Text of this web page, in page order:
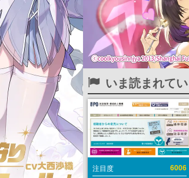
いま読まれて
注目度 6006